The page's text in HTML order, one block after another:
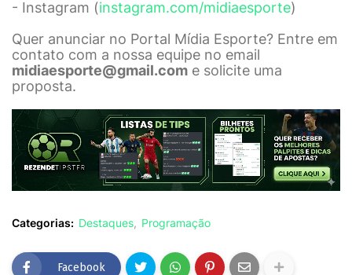
- Instagram (instagram.com/midiaesporte)
Quer anunciar no Portal Mídia Esporte? Entre em
contato com a nossa equipe no email
midiaesporte@gmail.com e solicite uma
proposta.
Categorias: Destaques Programação
Facebook